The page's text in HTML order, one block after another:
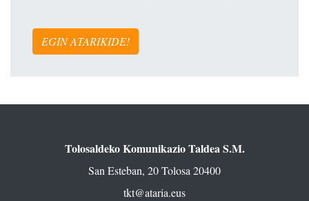
EGIN ATARIKIDE!
Tolosaldeko Komunikazio Taldea S.M.
San Esteban, 20 Tolosa 20400
tkt@ataria.eus